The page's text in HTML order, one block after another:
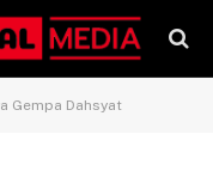
Gempa Dahsyat